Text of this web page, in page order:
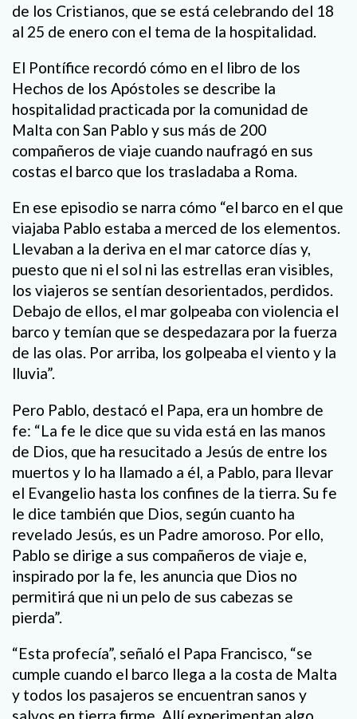
de los Cristianos, que se está celebrando del 18
al 25 de enero con el tema de la hospitalidad.
El Pontífice recordó cómo en el libro de los
Hechos de los Apóstoles se describe la
hospitalidad practicada por la comunidad de
Malta con San Pablo y sus más de 200
compañeros de viaje cuando naufragó en sus
costas el barco que los trasladaba a Roma.
En ese episodio se narra cómo “el barco en el que
viajaba Pablo estaba a merced de los elementos.
Llevaban a la deriva en el mar catorce días y,
puesto que ni el sol ni las estrellas eran visibles,
los viajeros se sentían desorientados, perdidos.
Debajo de ellos, el mar golpeaba con violencia el
barco y temían que se despedazara por la fuerza
de las olas. Por arriba, los golpeaba el viento y la
lluvia”.
Pero Pablo, destacó el Papa, era un hombre de
fe: “La fe le dice que su vida está en las manos
de Dios, que ha resucitado a Jesús de entre los
muertos y lo ha llamado a él, a Pablo, para llevar
el Evangelio hasta los confines de la tierra. Su fe
le dice también que Dios, según cuanto ha
revelado Jesús, es un Padre amoroso. Por ello,
Pablo se dirige a sus compañeros de viaje e,
inspirado por la fe, les anuncia que Dios no
permitirá que ni un pelo de sus cabezas se
pierda”.
“Esta profecía”, señaló el Papa Francisco, “se
cumple cuando el barco llega a la costa de Malta
y todos los pasajeros se encuentran sanos y
salvos en tierra firme. Allí experimentan algo